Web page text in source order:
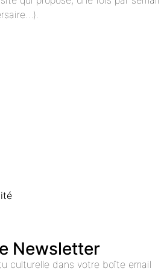
Newsletter
culturelle dans votre boîte email